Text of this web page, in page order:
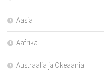
Aasia
Aafrika
Austraalia ja Okeaania